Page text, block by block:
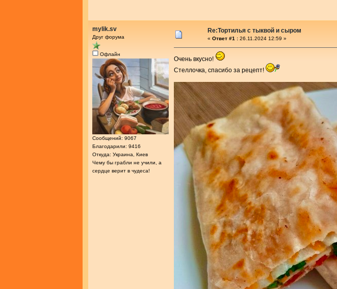
mylik.sv
Друг форума
Офлайн
Сообщений: 9067
Благодарили: 9416
Откуда: Украина, Киев
Чему бы грабли не учили, а
сердце верит в чудеса!
Re:Тортилья с тыквой и сыром
« Ответ #1 : 26.11.2024 12:59 »
Очень вкусно!
Стеллочка, спасибо за рецепт!